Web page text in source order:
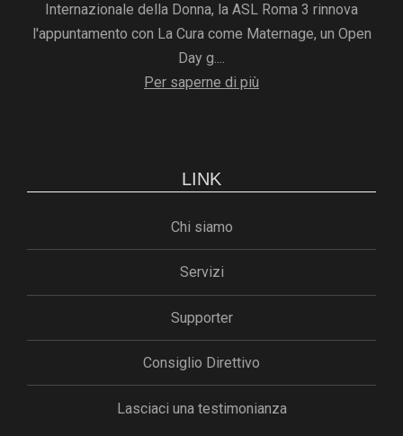
Internazionale della Donna, la ASL Roma 3 rinnova
l'appuntamento con La Cura come Maternage, un Open
Day g....
Per saperne di più
LINK
Chi siamo
Servizi
Supporter
Consiglio Direttivo
Lasciaci una testimonianza